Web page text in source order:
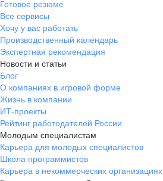
Готовое резюме
Все сервисы
Хочу у вас работать
Производственный календарь
Экспертная рекомендация
Новости и статьи
Блог
О компаниях в игровой форме
Жизнь в компании
ИТ-проекты
Рейтинг работодателей России
Молодым специалистам
Карьера для молодых специалистов
Школа программистов
Карьера в некоммерческих организациях